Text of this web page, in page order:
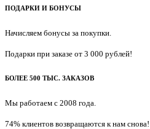
ПОДАРКИ И БОНУСЫ
Начисляем бонусы за покупки.
Подарки при заказе от 3 000 рублей!
БОЛЕЕ 500 ТЫС. ЗАКАЗОВ
Мы работаем с 2008 года.
74% клиентов возвращаются к нам снова!